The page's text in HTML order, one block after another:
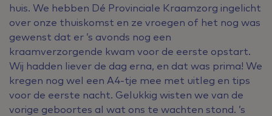
huis. We hebben Dé Provinciale Kraamzorg ingelicht
over onze thuiskomst en ze vroegen of het nog was
gewenst dat er ’s avonds nog een
kraamverzorgende kwam voor de eerste opstart.
Wij hadden liever de dag erna, en dat was prima! We
kregen nog wel een A4-tje mee met uitleg en tips
voor de eerste nacht. Gelukkig wisten we van de
vorige geboortes al wat ons te wachten stond. ’s